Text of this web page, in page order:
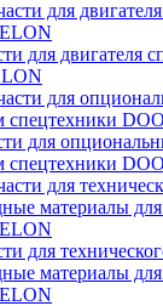
для двигателя
для
спецтехники
для
материалы